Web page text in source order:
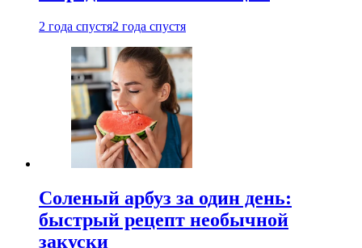
2 года спустя2 года спустя
Соленый арбуз за один день:
быстрый рецепт необычной
закуски